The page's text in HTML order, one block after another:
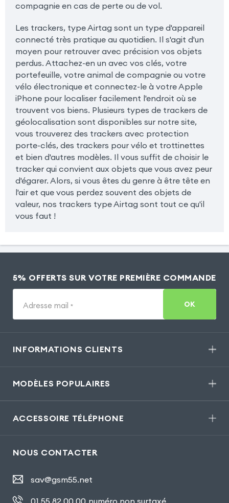
compagnie en cas de perte ou de vol.
Les trackers, type Airtag sont un type d'appareil
connecté très pratique au quotidien. Il s'agit d'un
moyen pour retrouver avec précision vos objets
perdus. Attachez-en un avec vos clés, votre
portefeuille, votre animal de compagnie ou votre
vélo électronique et connectez-le à votre Apple
iPhone pour localiser facilement l'endroit où se
trouvent vos biens. Plusieurs types de trackers de
géolocalisation sont disponibles sur notre site,
vous trouverez des trackers avec protection
porte-clés, des trackers pour vélo et trottinettes
et bien d'autres modèles. Il vous suffit de choisir le
tracker qui convient aux objets que vous avez peur
d'égarer. Alors, si vous êtes du genre à être tête en
l'air et que vous perdez souvent des objets de
valeur, nos trackers type Airtag sont tout ce qu'il
vous faut !
5% OFFERTS SUR VOTRE PREMIÈRE COMMANDE
Adresse mail * OK
INFORMATIONS CLIENTS
MODÈLES POPULAIRES
ACCESSOIRE TÉLÉPHONE
NOUS CONTACTER
sav@gsm55.net